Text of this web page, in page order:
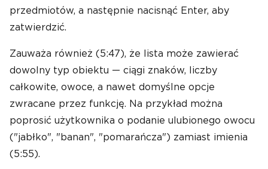
przedmiotów, a następnie nacisnąć Enter, aby
zatwierdzić.
Zauważa również (5:47), że lista może zawierać
dowolny typ obiektu — ciągi znaków, liczby
całkowite, owoce, a nawet domyślne opcje
zwracane przez funkcję. Na przykład można
poprosić użytkownika o podanie ulubionego owocu
("jabłko", "banan", "pomarańcza") zamiast imienia
(5:55).